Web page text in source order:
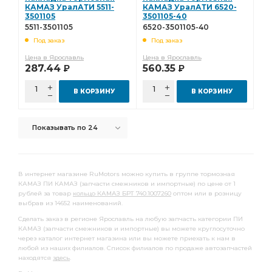
камера тормозная тип тяга сошки рулевого
тяга сошки рулевого управления
сошки рулевого управления
сошки рулевого управления КАМАЗ КАМАЗ ВРТ
тормоза ан. задней рессоры
рядный КАМАЗ ШААЗ КАМАЗ Автоарматура
отбора мощности КАМАЗ УралАТИ
кабины КАМАЗ
электромагнитный КАМАЗ РОДИНА КАМАЗ РОДИНА
крестовина КАМАЗ КАМАЗ ГЗКВ SORL 3530
листов КАМАЗ
КАМАЗ УралАТИ 5511-
3501105
5511-3501105
Под заказ
Цена в Ярославль
287.44 Р
В КОРЗИНУ
КАМАЗ УралАТИ 6520-
3501105-40
6520-3501105-40
Под заказ
Цена в Ярославль
560.35 Р
В КОРЗИНУ
Показывать по 24
В интернет магазине RuMotors можно купить в группе тормозная
КАМАЗ ПИ КАМАЗ (запчасти смежников и импортные) по цене от 1
рублей за товар кольцо КАМАЗ БРТ 740.1007260 оптом или в розницу
выбрав из 14652 наименований.
Сделать заказ в регионе Ярославль на любую запчасть категории ПИ
КАМАЗ (запчасти смежников и импортные) вы можете круглосуточно
через каталог интернет магазина или вы можете приехать к нам в
любой из наших филиалов. Список филиалов по продаже автозапчастей
находятся здесь.